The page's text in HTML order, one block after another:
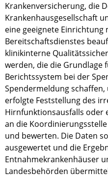
Krankenversicherung, die
Krankenhausgesellschaft
eine geeignete
Bereitschaftsdienstes
klinikinterne
werden, die die Grundlage
Berichtssystem bei der
Spendermeldung
erfolgte Feststellung des
Hirnfunktionsausfalls oder
an die
und bewerten. Die Daten
ausgewertet und die
Entnahmekrankenhäuser
Landesbehörden